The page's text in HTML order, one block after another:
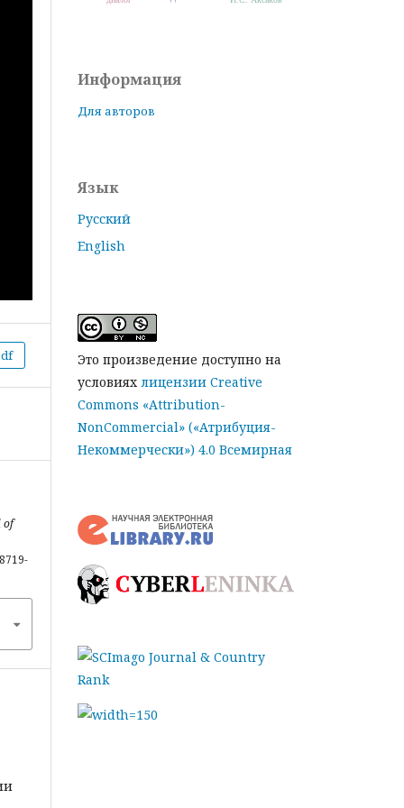
of
Информация
Для авторов
Язык
Русский
English
Это произведение доступно на
условиях лицензии Creative
Commons «Attribution-
NonCommercial» («Атрибуция-
Некоммерчески») 4.0 Всемирная